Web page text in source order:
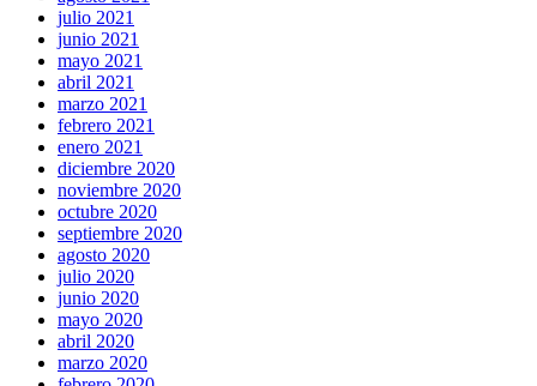
julio 2021
junio 2021
mayo 2021
abril 2021
marzo 2021
febrero 2021
enero 2021
diciembre 2020
noviembre 2020
octubre 2020
septiembre 2020
agosto 2020
julio 2020
junio 2020
mayo 2020
abril 2020
marzo 2020